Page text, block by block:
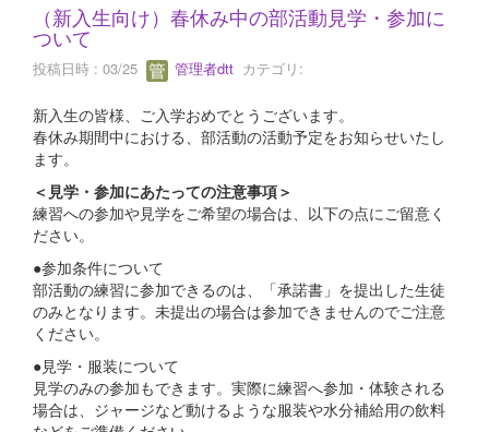
（新入生向け）春休み中の部活動見学・参加に
ついて
投稿日時 : 03/25 管理者dtt カテゴリ:
新入生の皆様、ご入学おめでとうございます。
春休み期間中における、部活動の活動予定をお知らせいたし
ます。
＜見学・参加にあたっての注意事項＞
練習への参加や見学をご希望の場合は、以下の点にご留意く
ださい。
●参加条件について
部活動の練習に参加できるのは、「承諾書」を提出した生徒
のみとなります。未提出の場合は参加できませんのでご注意
ください。
●見学・服装について
見学のみの参加もできます。実際に練習へ参加・体験される
場合は、ジャージなど動けるような服装や水分補給用の飲料